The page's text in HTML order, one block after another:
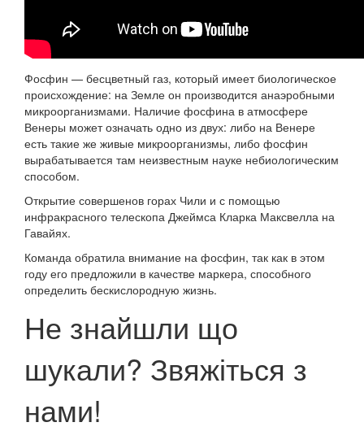
Фосфин — бесцветный газ, который имеет биологическое
происхождение: на Земле он производится анаэробными
микроорганизмами. Наличие фосфина в атмосфере
Венеры может означать одно из двух: либо на Венере
есть такие же живые микроорганизмы, либо фосфин
вырабатывается там неизвестным науке небиологическим
способом.
Открытие совершенов горах Чили и с помощью
инфракрасного телескопа Джеймса Кларка Максвелла на
Гавайях.
Команда обратила внимание на фосфин, так как в этом
году его предложили в качестве маркера, способного
определить бескислородную жизнь.
Не знайшли що
шукали? Звяжіться з
нами!